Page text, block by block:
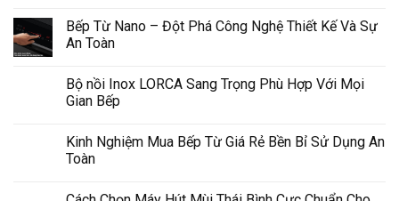
Bếp Từ Nano – Đột Phá Công Nghệ Thiết Kế Và Sự
An Toàn
Bộ nồi Inox LORCA Sang Trọng Phù Hợp Với Mọi
Gian Bếp
Kinh Nghiệm Mua Bếp Từ Giá Rẻ Bền Bỉ Sử Dụng An
Toàn